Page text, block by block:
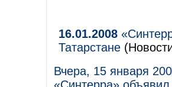
16.01.2008
Татарстане
Вчера, 15 января